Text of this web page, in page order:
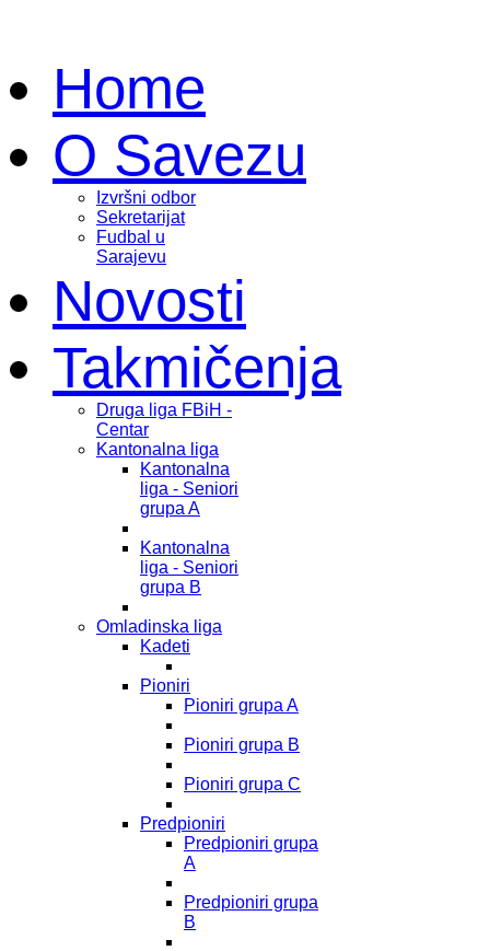
Home
O Savezu
Izvršni odbor
Sekretarijat
Fudbal u
Sarajevu
Novosti
Takmičenja
Druga liga FBiH -
Centar
Kantonalna liga
Kantonalna
liga - Seniori
grupa A
Kantonalna
liga - Seniori
grupa B
Omladinska liga
Kadeti
Pioniri
Pioniri grupa A
Pioniri grupa B
Pioniri grupa C
Predpioniri
Predpioniri grupa
A
Predpioniri grupa
B